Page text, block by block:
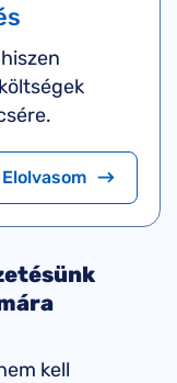
Elolvasom
kell